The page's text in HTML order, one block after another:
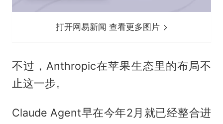
打开网易新闻 查看更多图片
不过，Anthropic在苹果生态里的布局不
止这一步。
Claude Agent早在今年2月就已经整合进